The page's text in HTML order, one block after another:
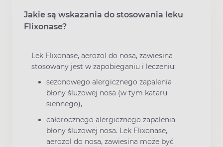
Jakie są wskazania do stosowania leku
Flixonase?
Lek Flixonase, aerozol do nosa, zawiesina
stosowany jest w zapobieganiu i leczeniu:
sezonowego alergicznego zapalenia
błony śluzowej nosa (w tym kataru
siennego),
całorocznego alergicznego zapalenia
błony śluzowej nosa. Lek Flixonase,
aerozol do nosa, zawiesina może być